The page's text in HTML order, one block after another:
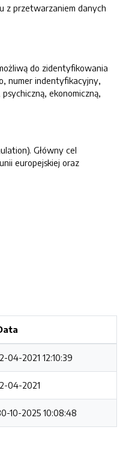
z przetwarzaniem danych
do zidentyfikowania
numer indentyfikacyjny,
ekonomiczną,
Główny cel
europejskiej oraz
04-2021 12:10:39
04-2021
10-2025 10:08:48